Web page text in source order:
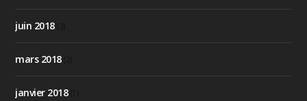
juin 2018(3)
mars 2018(2)
janvier 2018(1)